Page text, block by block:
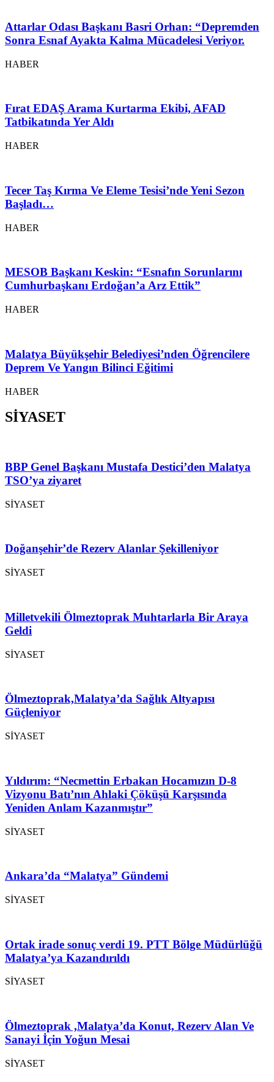
Attarlar Odası Başkanı Basri Orhan: “Depremden
Sonra Esnaf Ayakta Kalma Mücadelesi Veriyor.
HABER
Fırat EDAŞ Arama Kurtarma Ekibi, AFAD
Tatbikatında Yer Aldı
HABER
Tecer Taş Kırma Ve Eleme Tesisi’nde Yeni Sezon
Başladı…
HABER
MESOB Başkanı Keskin: “Esnafın Sorunlarını
Cumhurbaşkanı Erdoğan’a Arz Ettik”
HABER
Malatya Büyükşehir Belediyesi’nden Öğrencilere
Deprem Ve Yangın Bilinci Eğitimi
HABER
SİYASET
BBP Genel Başkanı Mustafa Destici’den Malatya
TSO’ya ziyaret
SİYASET
Doğanşehir’de Rezerv Alanlar Şekilleniyor
SİYASET
Milletvekili Ölmeztoprak Muhtarlarla Bir Araya
Geldi
SİYASET
Ölmeztoprak,Malatya’da Sağlık Altyapısı
Güçleniyor
SİYASET
Yıldırım: “Necmettin Erbakan Hocamızın D-8
Vizyonu Batı’nın Ahlaki Çöküşü Karşısında
Yeniden Anlam Kazanmıştır”
SİYASET
Ankara’da “Malatya” Gündemi
SİYASET
Ortak irade sonuç verdi 19. PTT Bölge Müdürlüğü
Malatya’ya Kazandırıldı
SİYASET
Ölmeztoprak ,Malatya’da Konut, Rezerv Alan Ve
Sanayi İçin Yoğun Mesai
SİYASET